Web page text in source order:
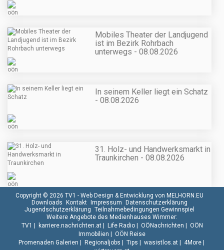
Mobiles Theater der Landjugend
ist im Bezirk Rohrbach
unterwegs - 08.08.2026
In seinem Keller liegt ein Schatz
- 08.08.2026
31. Holz- und Handwerksmarkt in
Traunkirchen - 08.08.2026
Copyright © 2026 TV1 - Web Design & Entwicklung von MELHORN.EU
Downloads Kontakt Impressum Datenschutzerklärung
Jugendschutzerklärung Teilnahmebedingungen Gewinnspiel
Weitere Angebote des Medienhauses Wimmer:
TV1 | karriere.nachrichten.at| Life Radio| OÖNachrichten | OÖN
Immobilien | OÖN Reise
Promenaden Galerien | Regionaljobs | Tips | wasistlos.at| 4More|